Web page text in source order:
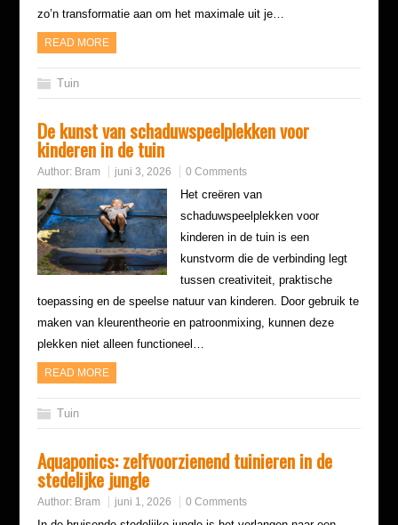
zo’n transformatie aan om het maximale uit je…
READ MORE
Tuin
De kunst van schaduwspeelplekken voor
kinderen in de tuin
Author: Bram juni 3, 2026 0 Comments
Het creëren van
schaduwspeelplekken voor
kinderen in de tuin is een
kunstvorm die de verbinding legt
tussen creativiteit, praktische
toepassing en de speelse natuur van kinderen. Door gebruik te
maken van kleurentheorie en patroonmixing, kunnen deze
plekken niet alleen functioneel…
READ MORE
Tuin
Aquaponics: zelfvoorzienend tuinieren in de
stedelijke jungle
Author: Bram juni 1, 2026 0 Comments